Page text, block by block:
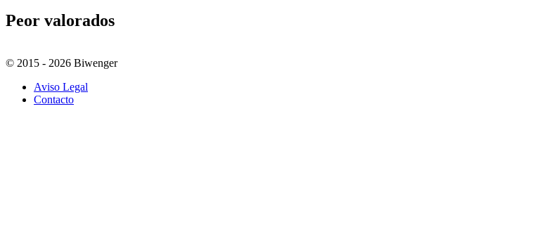
Peor valorados
© 2015 - 2026 Biwenger
Aviso Legal
Contacto